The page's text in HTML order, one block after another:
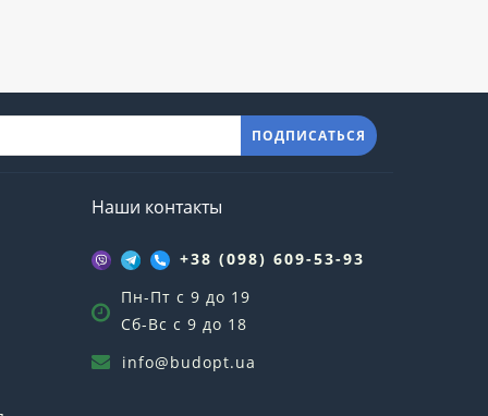
ПОДПИСАТЬСЯ
Наши контакты
+38 (098) 609-53-93
Пн-Пт с 9 до 19
Сб-Вс с 9 до 18
info@budopt.ua